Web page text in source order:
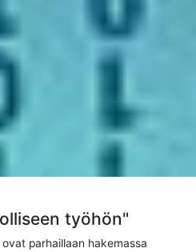
työhön"
parhaillaan hakemassa